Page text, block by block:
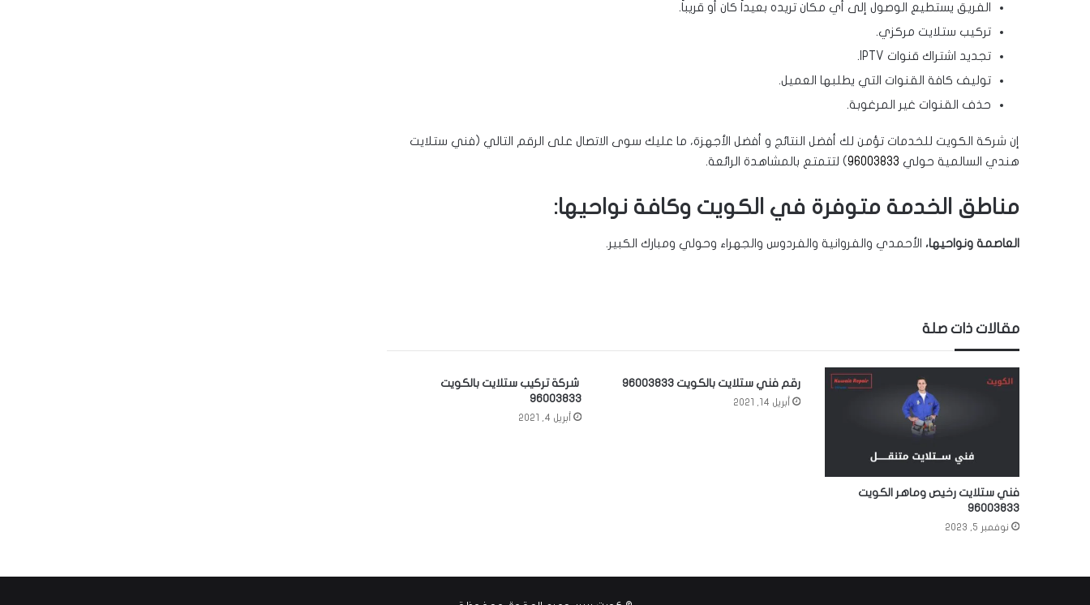
الفريق يستطيع الوصول إلى أي مكان تريده بعيداً كان أو قريباً.
تركيب ستلايت مركزي.
تجديد اشتراك قنوات IPTV.
توليف كافة القنوات التي يطلبها العميل.
حذف القنوات غير المرغوبة.
إن شركة الكويت للخدمات تؤمن لك أفضل النتائج و أفضل الأجهزة، ما عليك سوى الاتصال على الرقم التالي (فني ستلايت
هندي السالمية حولي 96003833) لتتمتع بالمشاهدة الرائعة.
مناطق الخدمة متوفرة في الكويت وكافة نواحيها:
العاصمة ونواحيها، الأحمدي والفروانية والفردوس والجهراء وحولي ومبارك الكبير.
مقالات ذات صلة
فني ستلايت رخيص وماهر الكويت
96003833
نوفمبر 5, 2023
رقم فني ستلايت بالكويت 96003833
أبريل 14, 2021
شركة تركيب ستلايت بالكويت
96003833
أبريل 4, 2021